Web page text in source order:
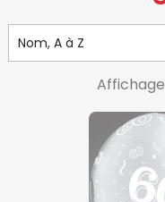
Nom, A à Z